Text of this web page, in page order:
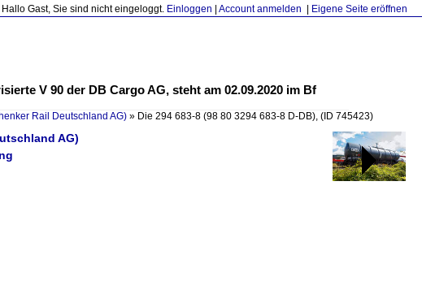
Hallo Gast, Sie sind nicht eingeloggt. Einloggen Account anmelden Eigene Seite eröffnen
V 90 der DB Cargo AG, steht am 02.09.2020 im Bf
Rail Deutschland AG) » Die 294 683-8 (98 80 3294 683-8 D-DB), (ID 745423)
AG)